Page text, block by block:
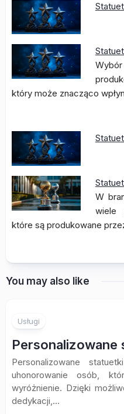
który może znacząco
W
wiele
które są produkowane
You may also like
Usługi
Personalizowane
Personalizowane
uhonorowanie osób,
wyróżnienie. Dzięki
dedykacji,...